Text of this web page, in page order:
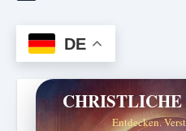
DE
CHRISTLICHE
Entdecken.